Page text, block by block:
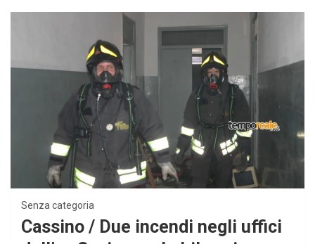
Senza categoria
Cassino / Due incendi negli uffici